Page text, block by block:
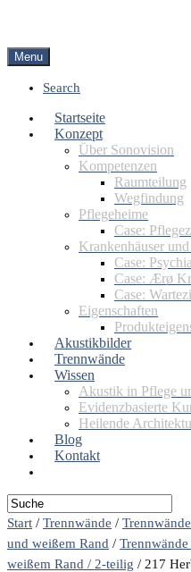
Menu
Search
Startseite
Konzept
Über Sonovision
Kompetenzen
Raumteilung
Wegfindung
Pflegeheime
Case:
Krankenhäuser
Case:
Case: Ærø
Case:
Eigenschaften
Akustikbilder
Trennwände
Wissen
Akustik in Pflege
Evidenzbasierte
Heilende
Blog
Kontakt
Start / Trennwände /
und weißem Rand /
weißem Rand / 2-teilig / 217